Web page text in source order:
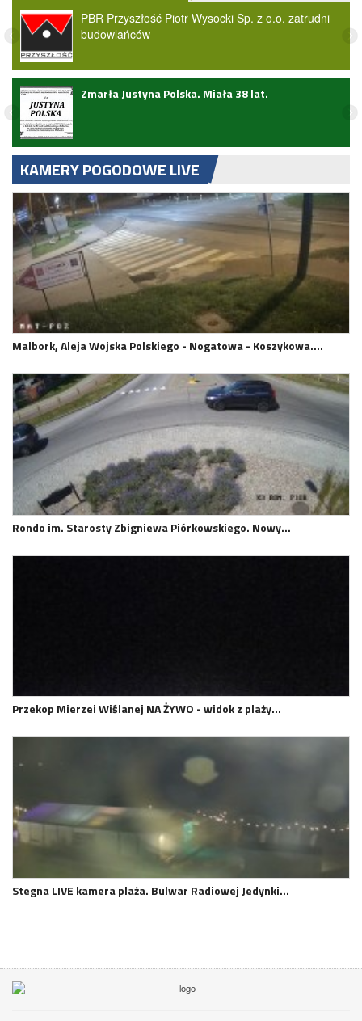
PBR Przyszłość Piotr Wysocki Sp. z o.o. zatrudni
budowlańców
Zmarła Justyna Polska. Miała 38 lat.
KAMERY POGODOWE LIVE
Malbork, Aleja Wojska Polskiego - Nogatowa - Koszykowa.…
Rondo im. Starosty Zbigniewa Piórkowskiego. Nowy…
Przekop Mierzei Wiślanej NA ŻYWO - widok z plaży…
Stegna LIVE kamera plaża. Bulwar Radiowej Jedynki…